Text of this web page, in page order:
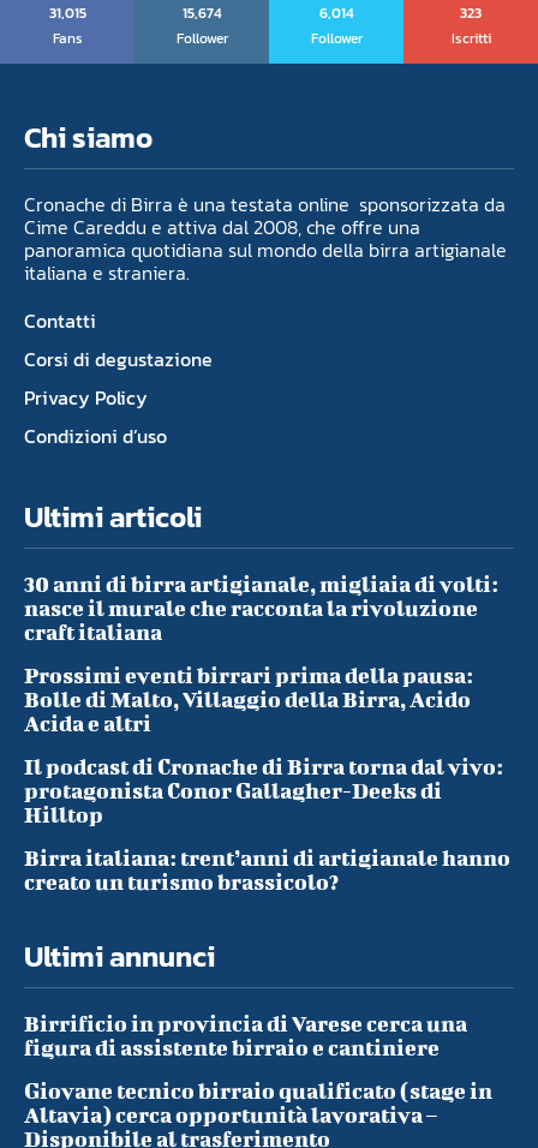
31,015
Fans
15,674
Follower
6,014
Follower
323
Iscritti
Chi siamo
Cronache di Birra è una testata online sponsorizzata da
Cime Careddu e attiva dal 2008, che offre una
panoramica quotidiana sul mondo della birra artigianale
italiana e straniera.
Contatti
Corsi di degustazione
Privacy Policy
Condizioni d’uso
Ultimi articoli
30 anni di birra artigianale, migliaia di volti:
nasce il murale che racconta la rivoluzione
craft italiana
Prossimi eventi birrari prima della pausa:
Bolle di Malto, Villaggio della Birra, Acido
Acida e altri
Il podcast di Cronache di Birra torna dal vivo:
protagonista Conor Gallagher-Deeks di
Hilltop
Birra italiana: trent’anni di artigianale hanno
creato un turismo brassicolo?
Ultimi annunci
Birrificio in provincia di Varese cerca una
figura di assistente birraio e cantiniere
Giovane tecnico birraio qualificato (stage in
Altavia) cerca opportunità lavorativa –
Disponibile al trasferimento